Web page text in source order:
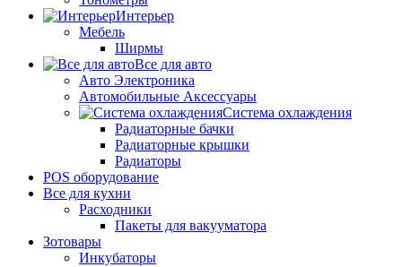
Интерьер
Мебель
Ширмы
Все для авто
Авто Электроника
Автомобильные Аксессуары
Система охлаждения
Радиаторные бачки
Радиаторные крышки
Радиаторы
POS оборудование
Все для кухни
Расходники
Пакеты для вакууматора
Зотовары
Инкубаторы